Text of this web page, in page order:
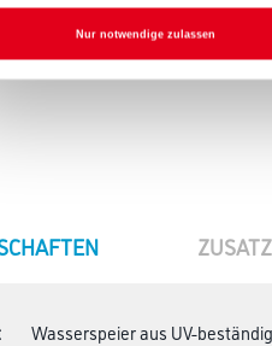
Nur notwendige zulassen
Wasserspeier aus UV-